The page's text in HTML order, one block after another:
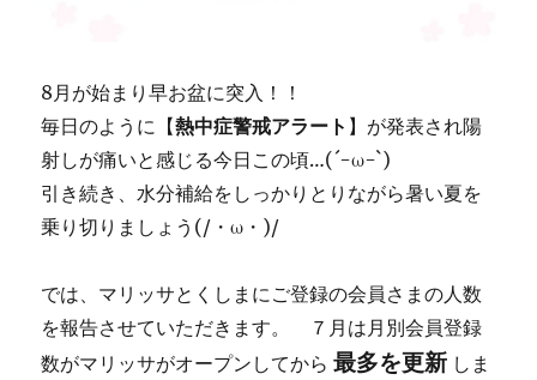
8月が始まり早お盆に突入！！
毎日のように【熱中症警戒アラート 】が発表され陽
射しが痛いと感じる今日この頃…(´-ω-`)
引き続き、水分補給をしっかりとりながら暑い夏を
乗り切りましょう(/・ω・)/
では、マリッサとくしまにご登録の会員さまの人数
を報告させていただきます。 ７月は月別会員登録
数がマリッサがオープンしてから最多を更新 しま